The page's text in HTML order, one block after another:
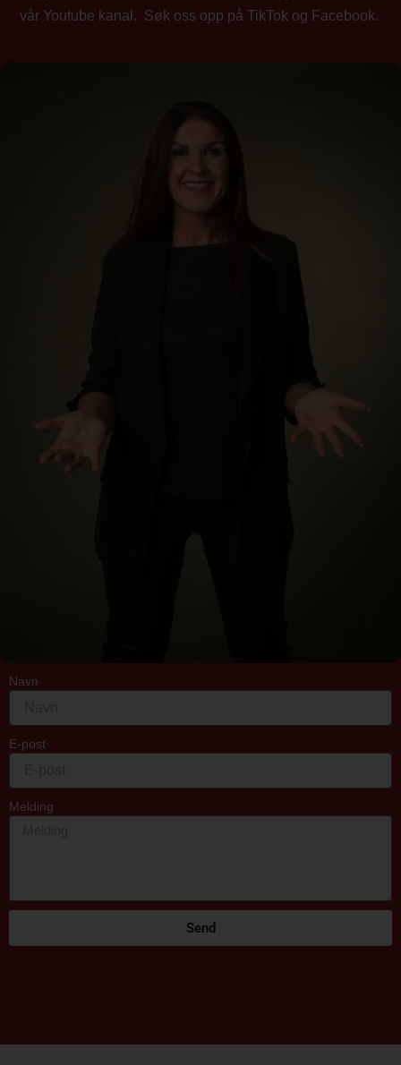
vår Youtube kanal. Søk oss opp på TikTok og Facebook.
Navn
E-post
Melding
Send